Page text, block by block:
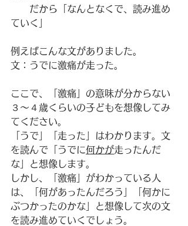
だから「なんとなくで、読み進め
ていく」
例えばこんな文がありました。
文：うでに激痛が走った。
ここで、「激痛」の意味が分からない
３～４歳くらいの子どもを想像してみ
てください。
「うで」「走った」はわかります。文
を読んで「うでに何かが走ったんだ
な」と想像します。
しかし、「激痛」がわかっている人
は、「何があったんだろう」「何かに
ぶつかったのかな」と想像して次の文
を読み進めていくでしょう。